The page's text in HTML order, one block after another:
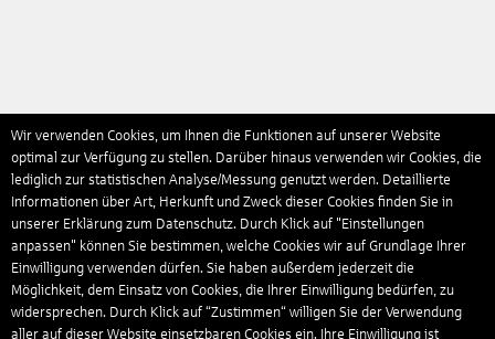
Wir verwenden Cookies, um Ihnen die Funktionen auf unserer Website
optimal zur Verfügung zu stellen. Darüber hinaus verwenden wir Cookies, die
lediglich zur statistischen Analyse/Messung genutzt werden. Detaillierte
Informationen über Art, Herkunft und Zweck dieser Cookies finden Sie in
unserer Erklärung zum Datenschutz. Durch Klick auf "Einstellungen
anpassen" können Sie bestimmen, welche Cookies wir auf Grundlage Ihrer
Einwilligung verwenden dürfen. Sie haben außerdem jederzeit die
Möglichkeit, dem Einsatz von Cookies, die Ihrer Einwilligung bedürfen, zu
widersprechen. Durch Klick auf “Zustimmen“ willigen Sie der Verwendung
aller auf dieser Website einsetzbaren Cookies ein. Ihre Einwilligung ist